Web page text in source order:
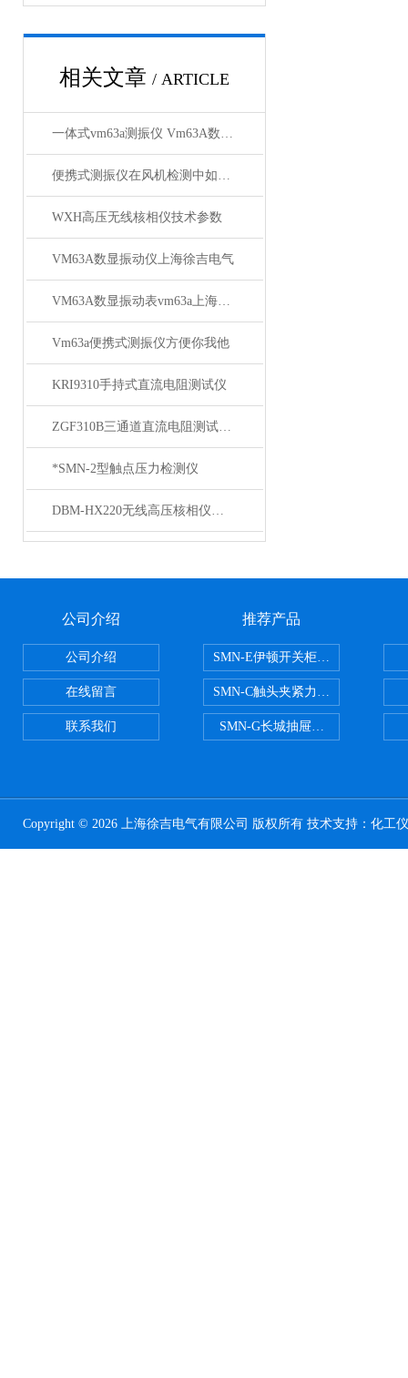
相关文章 / ARTICLE
一体式vm63a测振仪 Vm63A数显振动仪 上海徐吉推荐
便携式测振仪在风机检测中如何应用？
WXH高压无线核相仪技术参数
VM63A数显振动仪上海徐吉电气
VM63A数显振动表vm63a上海徐吉电气
Vm63a便携式测振仪方便你我他
KRI9310手持式直流电阻测试仪
ZGF310B三通道直流电阻测试仪大量供应
*SMN-2型触点压力检测仪
DBM-HX220无线高压核相仪技术参数
公司介绍
公司介绍
在线留言
联系我们
推荐产品
SMN-E伊顿开关柜触头夹紧力检
SMN-C触头夹紧力检测仪
SMN-G长城抽屉开关柜触头夹紧
Copyright © 2026 上海徐吉电气有限公司 版权所有 技术支持： 化工